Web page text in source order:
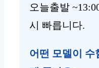
오늘출발
시 빠릅니다.
어떤 모델이 수